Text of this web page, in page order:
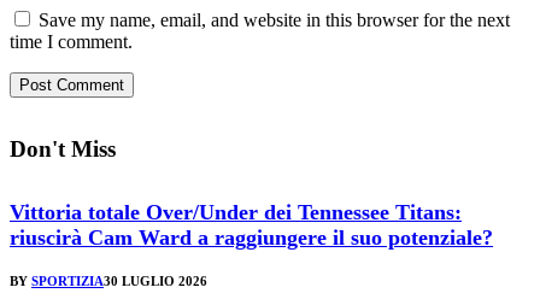
Save my name, email, and website in this browser for the next
time I comment.
Don't Miss
Vittoria totale Over/Under dei Tennessee Titans:
riuscirà Cam Ward a raggiungere il suo potenziale?
BY SPORTIZIA30 LUGLIO 2026